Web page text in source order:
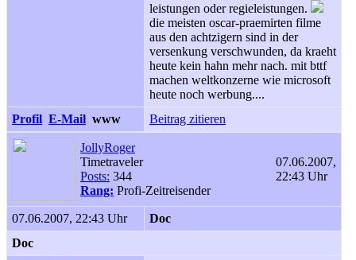
leistungen oder regieleistungen.
die meisten oscar-praemirten filme
aus den achtzigern sind in der
versenkung verschwunden, da kraeht
heute kein hahn mehr nach. mit bttf
machen weltkonzerne wie microsoft
heute noch werbung....
Profil E-Mail www Beitrag zitieren
JollyRoger
Timetraveler
Posts: 344
Rang: Profi-Zeitreisender
07.06.2007,
22:43 Uhr
07.06.2007, 22:43 Uhr
Doc
Doc